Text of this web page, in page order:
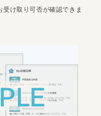
け取り可否が確認できま